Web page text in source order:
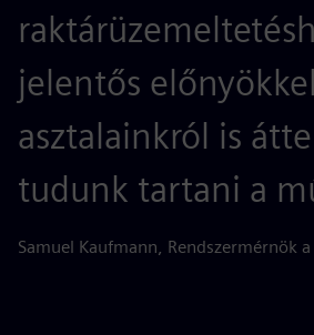
jelentős
asztalainkról is
tudunk tartani a
Samuel Kaufmann, Rendszermérnök a